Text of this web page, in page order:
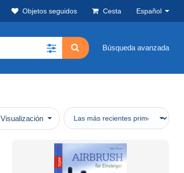
Objetos seguidos Cesta Español
Búsqueda avanzada
Visualización